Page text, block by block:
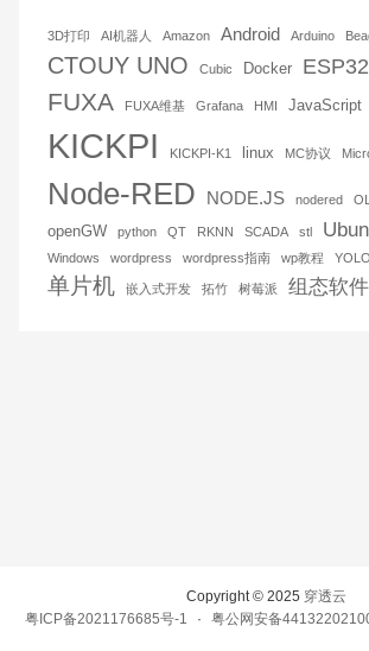
3D打印 AI机器人 Amazon Android Arduino
CTOUY UNO Cubic Docker ESP32
FUXA FUXA维基 Grafana HMI JavaScript
KICKPI KICKPI-K1 linux MC协议
Node-RED NODE.JS nodered
openGW python QT RKNN SCADA stl
Windows
wordpress wordpress指南 wp教程
单片机 嵌入式开发 拓竹 树莓派 组态软件
Copyright © 2025 穿透云
粤ICP备2021176685号-1
· 粤公网安备